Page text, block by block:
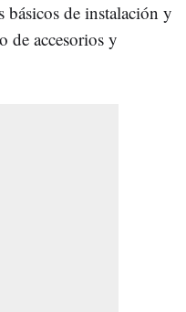
básicos de instalación y
de accesorios y